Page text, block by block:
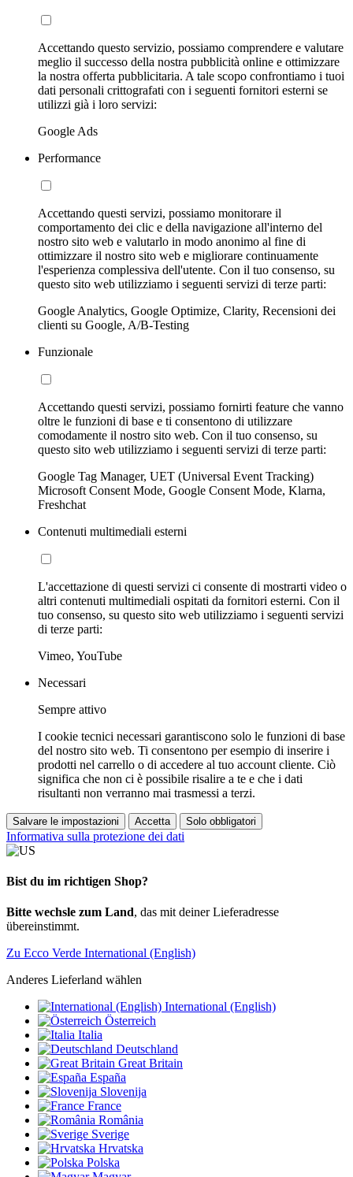
Accettando questo servizio, possiamo comprendere e valutare
meglio il successo della nostra pubblicità online e ottimizzare
la nostra offerta pubblicitaria. A tale scopo confrontiamo i tuoi
dati personali crittografati con i seguenti fornitori esterni se
utilizzi già i loro servizi:
Google Ads
Performance
Accettando questi servizi, possiamo monitorare il
comportamento dei clic e della navigazione all'interno del
nostro sito web e valutarlo in modo anonimo al fine di
ottimizzare il nostro sito web e migliorare continuamente
l'esperienza complessiva dell'utente. Con il tuo consenso, su
questo sito web utilizziamo i seguenti servizi di terze parti:
Google Analytics, Google Optimize, Clarity, Recensioni dei
clienti su Google, A/B-Testing
Funzionale
Accettando questi servizi, possiamo fornirti feature che vanno
oltre le funzioni di base e ti consentono di utilizzare
comodamente il nostro sito web. Con il tuo consenso, su
questo sito web utilizziamo i seguenti servizi di terze parti:
Google Tag Manager, UET (Universal Event Tracking)
Microsoft Consent Mode, Google Consent Mode, Klarna,
Freshchat
Contenuti multimediali esterni
L'accettazione di questi servizi ci consente di mostrarti video o
altri contenuti multimediali ospitati da fornitori esterni. Con il
tuo consenso, su questo sito web utilizziamo i seguenti servizi
di terze parti:
Vimeo, YouTube
Necessari
Sempre attivo
I cookie tecnici necessari garantiscono solo le funzioni di base
del nostro sito web. Ti consentono per esempio di inserire i
prodotti nel carrello o di accedere al tuo account cliente. Ciò
significa che non ci è possibile risalire a te e che i dati
risultanti non verranno mai trasmessi a terzi.
Salvare le impostazioni Accetta Solo obbligatori
Informativa sulla protezione dei dati
Bist du im richtigen Shop?
Bitte wechsle zum Land, das mit deiner Lieferadresse
übereinstimmt.
Zu Ecco Verde International (English)
Anderes Lieferland wählen
International (English)
Österreich
Italia
Deutschland
Great Britain
España
Slovenija
France
România
Sverige
Hrvatska
Polska